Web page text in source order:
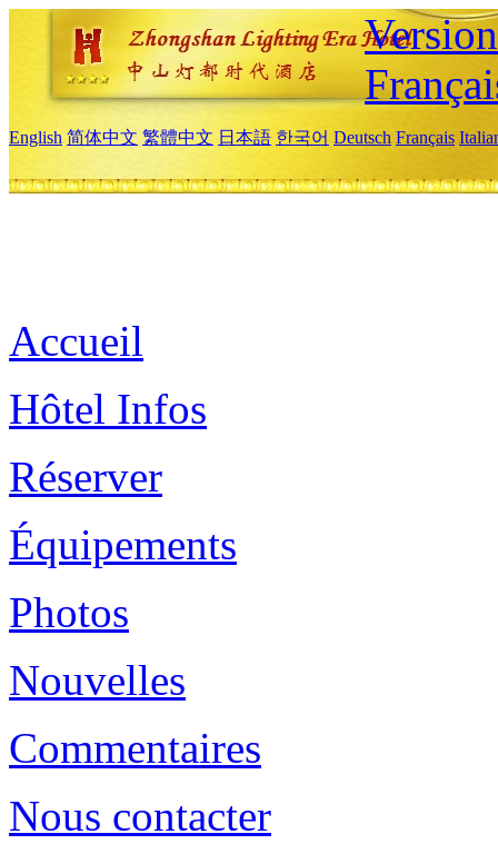
English 简体中文 繁體中文 日本語 한국어 Deutsch Français
Accueil
Hôtel Infos
Réserver
Équipements
Photos
Nouvelles
Commentaires
Nous contacter